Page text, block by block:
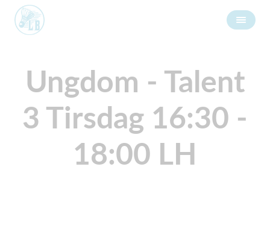
Ungdom - Talent
3 Tirsdag 16:30 -
18:00 LH